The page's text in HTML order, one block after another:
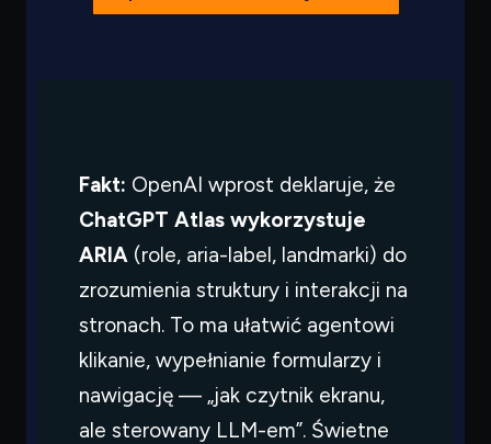
Fakt: OpenAI wprost deklaruje, że
ChatGPT Atlas wykorzystuje
ARIA (role, aria-label, landmarki) do
zrozumienia struktury i interakcji na
stronach. To ma ułatwić agentowi
klikanie, wypełnianie formularzy i
nawigację — „jak czytnik ekranu,
ale sterowany LLM-em”. Świetne